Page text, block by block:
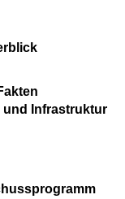
und Infrastruktur